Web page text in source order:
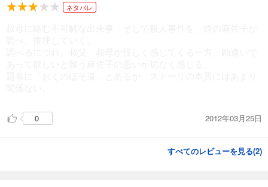
ネタバレ
0 2012年03月25日
すべてのレビューを見る(2)